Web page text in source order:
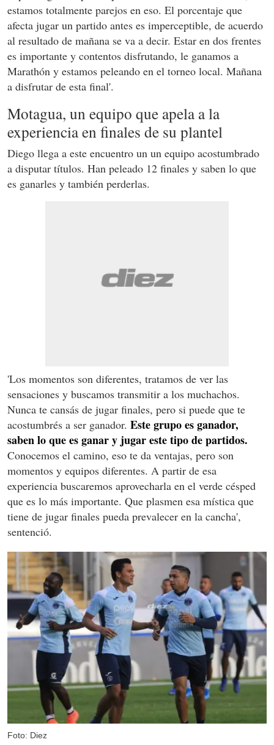
estamos totalmente parejos en eso. El porcentaje que
afecta jugar un partido antes es imperceptible, de acuerdo
al resultado de mañana se va a decir. Estar en dos frentes
es importante y contentos disfrutando, le ganamos a
Marathón y estamos peleando en el torneo local. Mañana
a disfrutar de esta final'.
Motagua, un equipo que apela a la
experiencia en finales de su plantel
Diego llega a este encuentro un un equipo acostumbrado
a disputar títulos. Han peleado 12 finales y saben lo que
es ganarles y también perderlas.
'Los momentos son diferentes, tratamos de ver las
sensaciones y buscamos transmitir a los muchachos.
Nunca te cansás de jugar finales, pero si puede que te
acostumbrés a ser ganador. Este grupo es ganador,
saben lo que es ganar y jugar este tipo de partidos.
Conocemos el camino, eso te da ventajas, pero son
momentos y equipos diferentes. A partir de esa
experiencia buscaremos aprovecharla en el verde césped
que es lo más importante. Que plasmen esa mística que
tiene de jugar finales pueda prevalecer en la cancha',
sentenció.
Foto: Diez